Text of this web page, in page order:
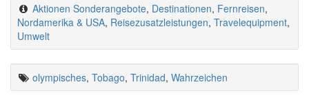
Aktionen Sonderangebote, Destinationen, Fernreisen,
Nordamerika & USA, Reisezusatzleistungen, Travelequipment,
Umwelt
olympisches, Tobago, Trinidad, Wahrzeichen